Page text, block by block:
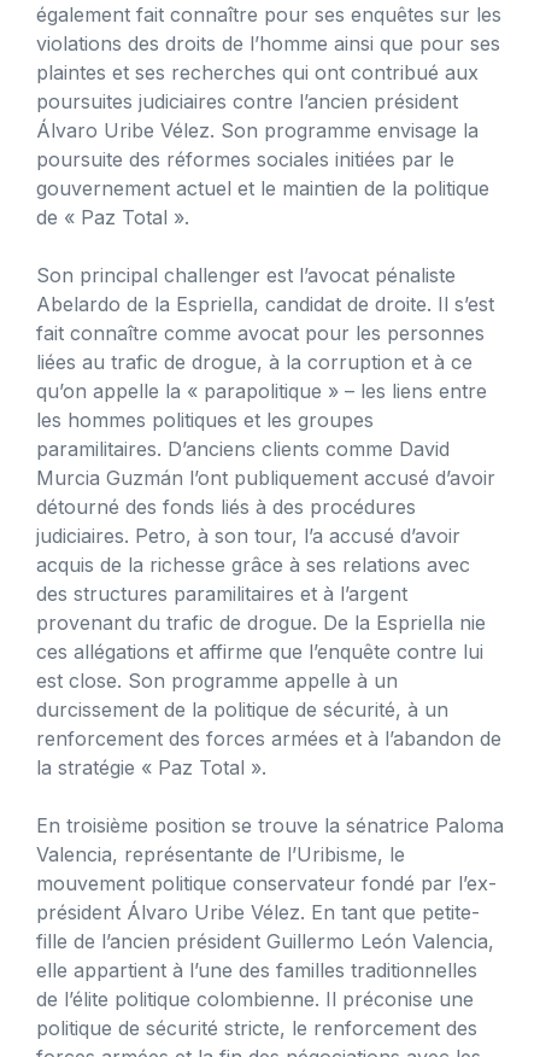
également fait connaître pour ses enquêtes sur les
violations des droits de l’homme ainsi que pour ses
plaintes et ses recherches qui ont contribué aux
poursuites judiciaires contre l’ancien président
Álvaro Uribe Vélez. Son programme envisage la
poursuite des réformes sociales initiées par le
gouvernement actuel et le maintien de la politique
de « Paz Total ».
Son principal challenger est l’avocat pénaliste
Abelardo de la Espriella, candidat de droite. Il s’est
fait connaître comme avocat pour les personnes
liées au trafic de drogue, à la corruption et à ce
qu’on appelle la « parapolitique » – les liens entre
les hommes politiques et les groupes
paramilitaires. D’anciens clients comme David
Murcia Guzmán l’ont publiquement accusé d’avoir
détourné des fonds liés à des procédures
judiciaires. Petro, à son tour, l’a accusé d’avoir
acquis de la richesse grâce à ses relations avec
des structures paramilitaires et à l’argent
provenant du trafic de drogue. De la Espriella nie
ces allégations et affirme que l’enquête contre lui
est close. Son programme appelle à un
durcissement de la politique de sécurité, à un
renforcement des forces armées et à l’abandon de
la stratégie « Paz Total ».
En troisième position se trouve la sénatrice Paloma
Valencia, représentante de l’Uribisme, le
mouvement politique conservateur fondé par l’ex-
président Álvaro Uribe Vélez. En tant que petite-
fille de l’ancien président Guillermo León Valencia,
elle appartient à l’une des familles traditionnelles
de l’élite politique colombienne. Il préconise une
politique de sécurité stricte, le renforcement des